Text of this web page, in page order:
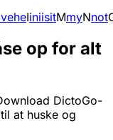
heIiniisitMmyNnot
op for alt
DictoGo-
at huske og